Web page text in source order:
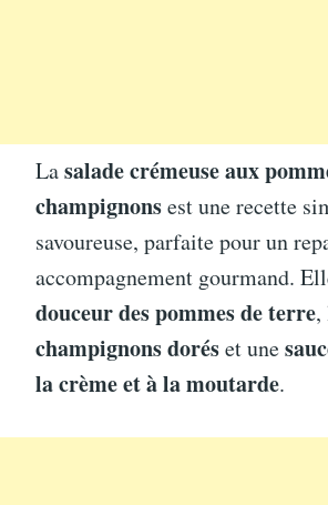
Lasalade crémeuse aux
champignonsest une recette
savoureuse, parfaite pour un
accompagnement gourmand.
douceur des pommes de terre,
champignons doréset une
la crème et à la moutarde.